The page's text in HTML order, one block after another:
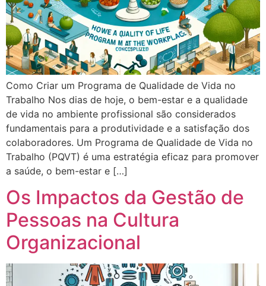
Como Criar um Programa de Qualidade de Vida no
Trabalho Nos dias de hoje, o bem-estar e a qualidade
de vida no ambiente profissional são considerados
fundamentais para a produtividade e a satisfação dos
colaboradores. Um Programa de Qualidade de Vida no
Trabalho (PQVT) é uma estratégia eficaz para promover
a saúde, o bem-estar e […]
Os Impactos da Gestão de
Pessoas na Cultura
Organizacional